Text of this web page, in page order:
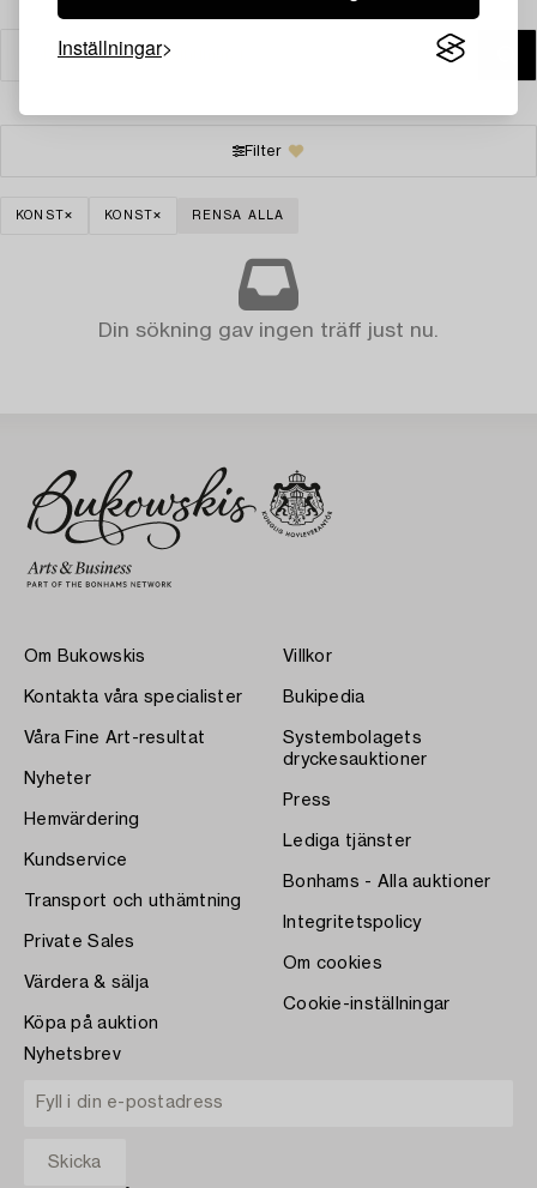
Inställningar
Filter
KONST KONST RENSA ALLA
Din sökning gav ingen träff just nu.
Om Bukowskis
Kontakta våra specialister
Våra Fine Art-resultat
Nyheter
Hemvärdering
Kundservice
Transport och uthämtning
Private Sales
Värdera & sälja
Köpa på auktion
Villkor
Bukipedia
Systembolagets
dryckesauktioner
Press
Lediga tjänster
Bonhams - Alla auktioner
Integritetspolicy
Om cookies
Cookie-inställningar
Nyhetsbrev